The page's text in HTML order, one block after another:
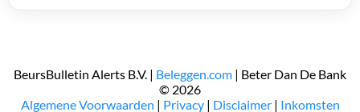
BeursBulletin Alerts B.V. | Beleggen.com | Beter Dan De Bank
© 2026
​Algemene Voorwaarden | Privacy | Disclaimer | Inkomsten